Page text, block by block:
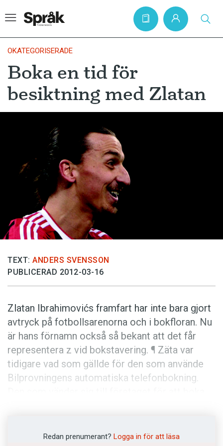
Hem
Artiklar
Språkfrågor
Skrivtips
Bokrecensioner
Kviss
Podden
Anmäl till språkpolisen
Annonsera
Press
OKATEGORISERADE
Boka en tid för
besiktning med Zlatan
TEXT: ANDERS SVENSSON
PUBLICERAD 2012-03-16
Zlatan Ibrahimovićs framfart har inte bara gjort
avtryck på fotbollsarenorna och i bokfloran. Nu
är hans förnamn också så bekant att det får
representera z vid bokstavering. ¶ Zäta var
tidigare vad som gällde för den som använde
Bilprovningens automatiska telefonbokning.
Östen för ö. Marit Thorin, informatör på
Redan prenumerant? Logga in för att läsa